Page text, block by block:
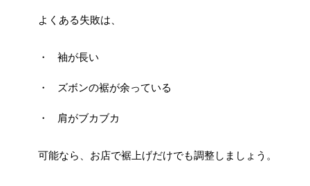
よくある失敗は、
袖が長い
ズボンの裾が余っている
肩がブカブカ
可能なら、お店で裾上げだけでも調整しましょう。